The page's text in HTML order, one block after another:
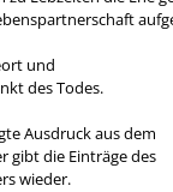
und
des Todes.
Ausdruck aus dem
gibt die Einträge des
wieder.